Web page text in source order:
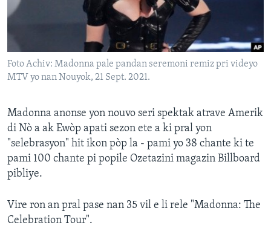
Foto Achiv: Madonna pale pandan seremoni remiz pri videyo
MTV yo nan Nouyok, 21 Sept. 2021.
Madonna anonse yon nouvo seri spektak atrave Amerik
di Nò a ak Ewòp apati sezon ete a ki pral yon
"selebrasyon" hit ikon pòp la - pami yo 38 chante ki te
pami 100 chante pi popile Ozetazini magazin Billboard
pibliye.
Vire ron an pral pase nan 35 vil e li rele "Madonna: The
Celebration Tour".